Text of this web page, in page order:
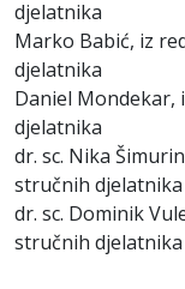
djelatnika
Marko Babić, iz
djelatnika
Daniel Mondekar,
djelatnika
dr. sc. Nika
stručnih djelatnika
dr. sc. Dominik
stručnih djelatnika